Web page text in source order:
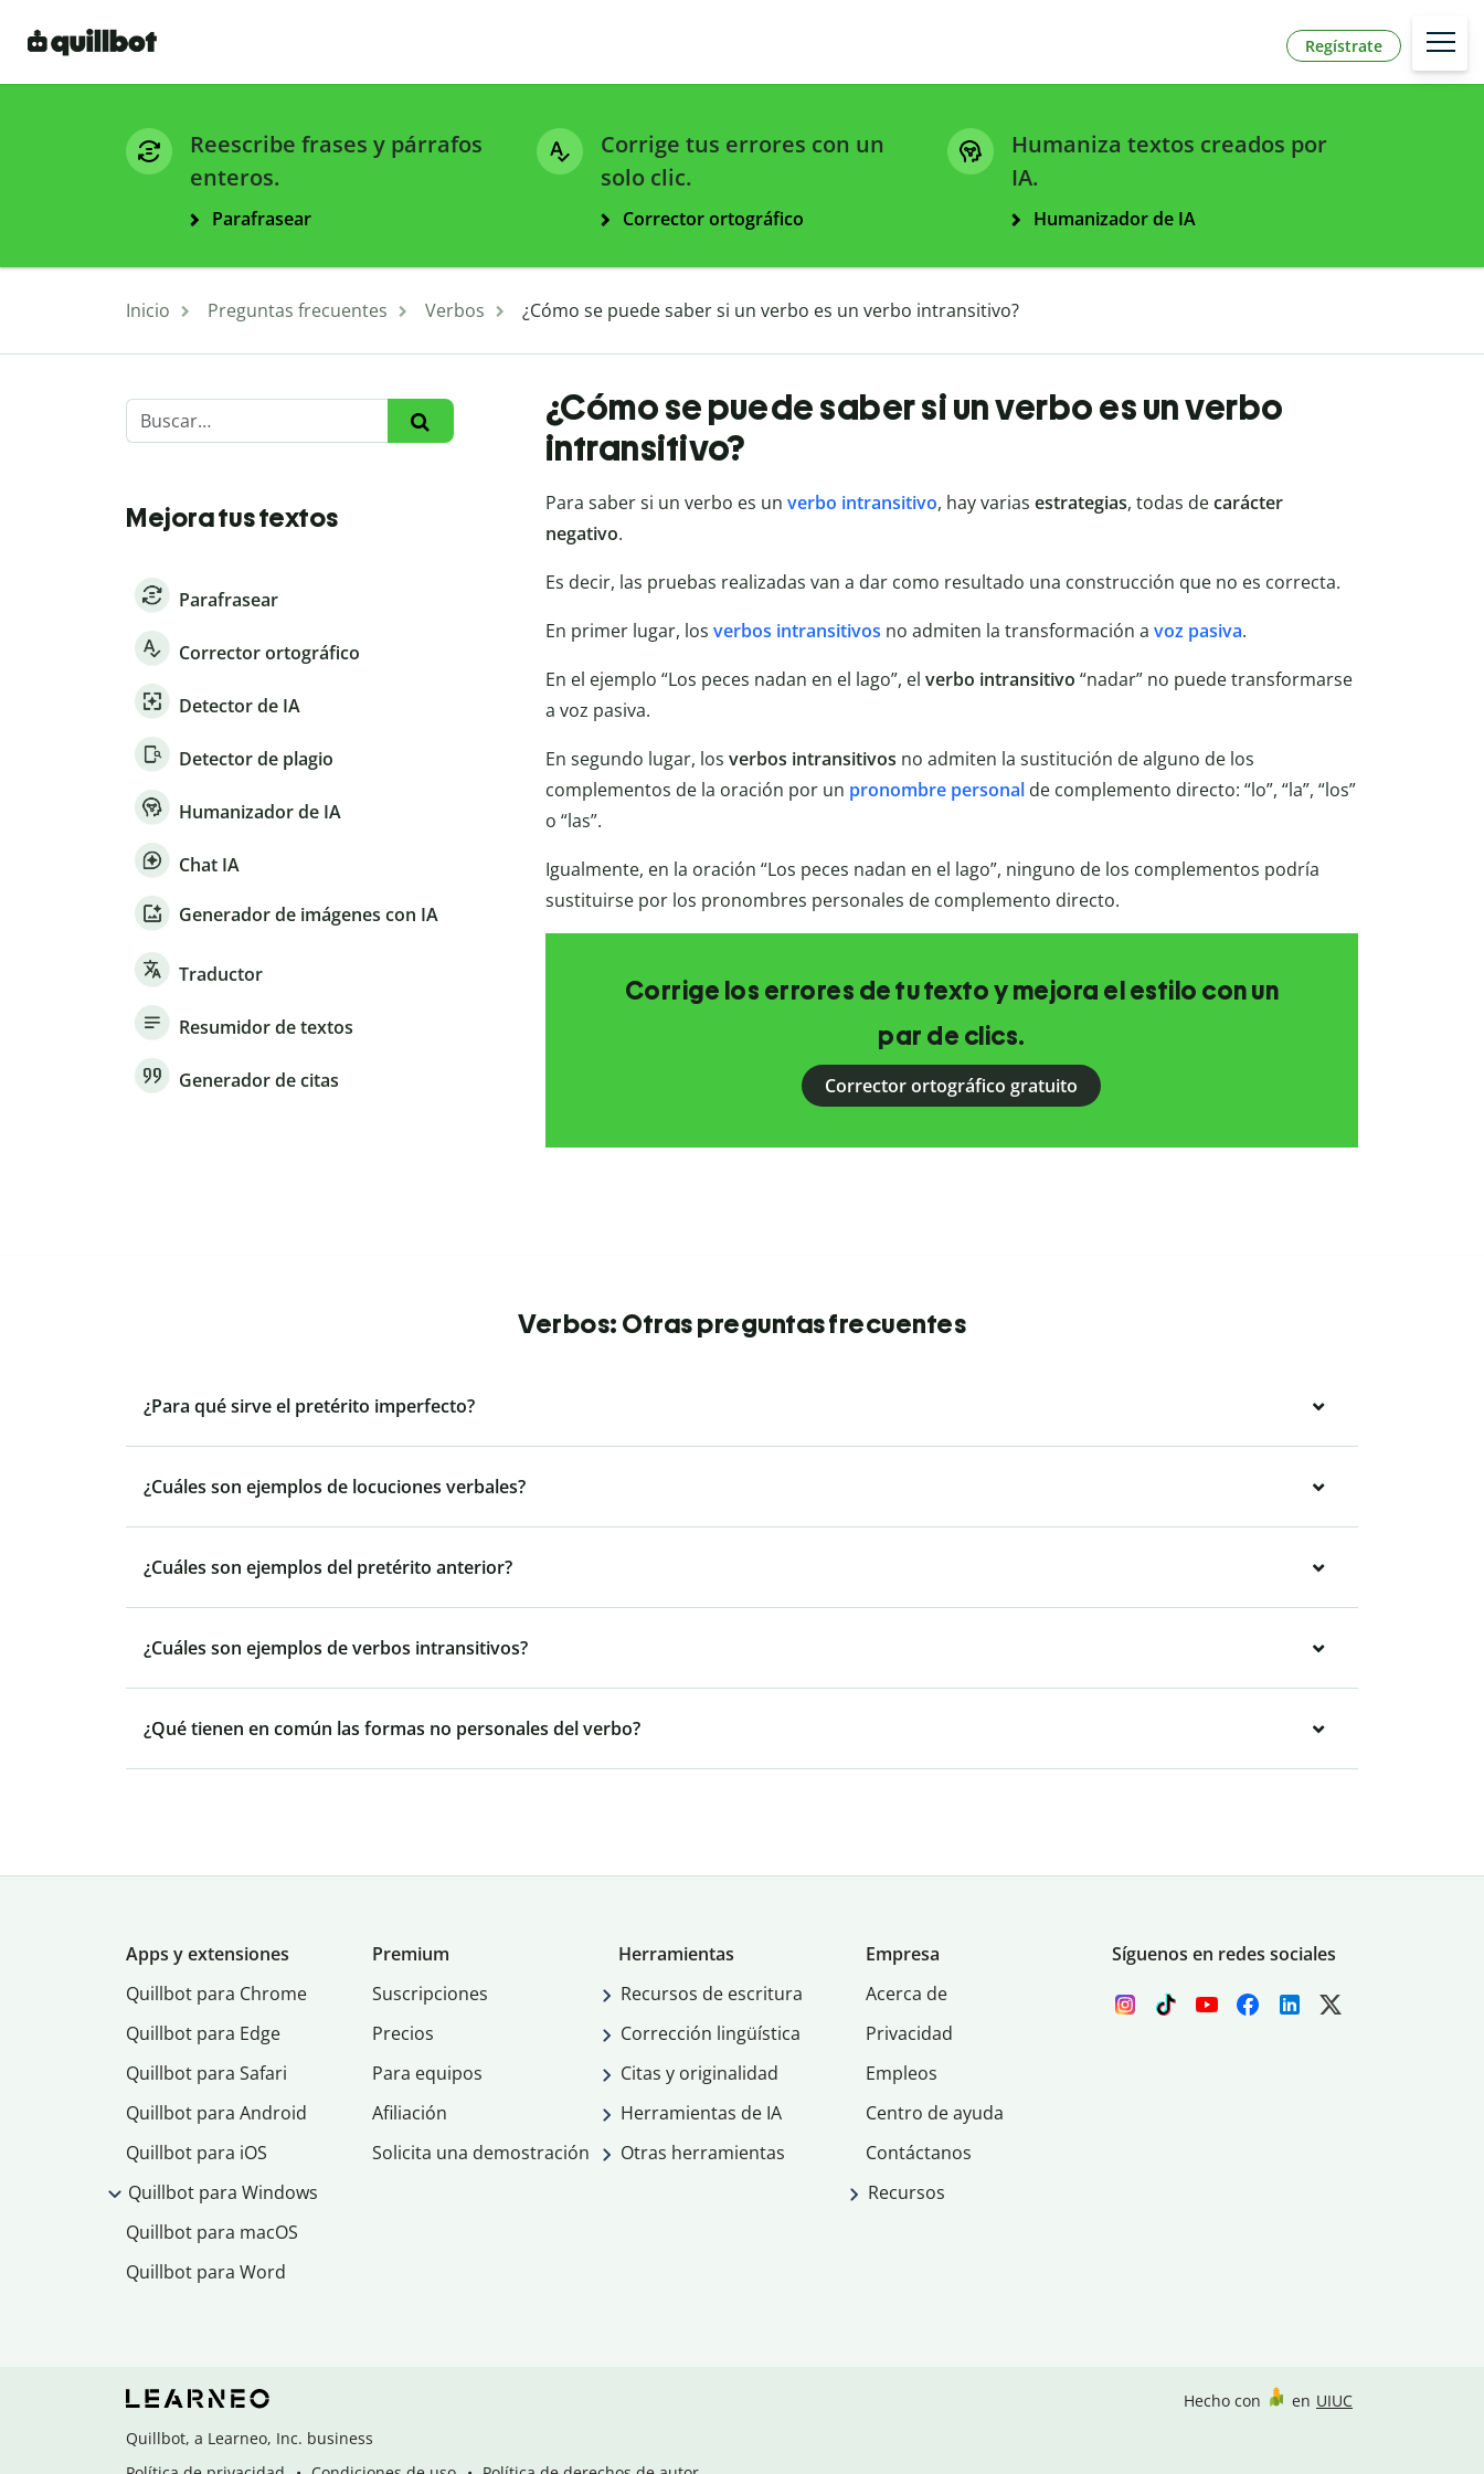
Regístrate
Reescribe frases y párrafos
enteros.
Parafrasear
Corrige tus errores con un
solo clic.
Corrector ortográfico
Humaniza textos creados por
IA.
Humanizador de IA
Inicio Preguntas frecuentes Verbos ¿Cómo se puede saber si un verbo es un verbo intransitivo?
Mejora tus textos
Parafrasear
Corrector ortográfico
Detector de IA
Detector de plagio
Humanizador de IA
Chat IA
Generador de imágenes con IA
Traductor
Resumidor de textos
Generador de citas
¿Cómo se puede saber si un verbo es un verbo
intransitivo?
Para saber si un verbo es un verbo intransitivo, hay varias estrategias, todas decarácter
negativo.
Es decir, las pruebas realizadas van a dar como resultado una construcción que no es correcta.
En primer lugar, los verbos intransitivos no admiten la transformación a voz pasiva.
En el ejemplo “Los peces nadan en el lago”, el verbo intransitivo “nadar” no puede transformarse
a voz pasiva.
En segundo lugar, los verbos intransitivos no admiten la sustitución de alguno de los
complementos de la oración por un pronombre personalde complemento directo: “lo”, “la”, “los”
o “las”.
Igualmente, en la oración “Los peces nadan en el lago”, ninguno de los complementos podría
sustituirse por los pronombres personales de complemento directo.
Corrige los errores de tu texto y mejora el estilo con un
par de clics.
Corrector ortográfico gratuito
Verbos: Otras preguntas frecuentes
¿Para qué sirve el pretérito imperfecto?
¿Cuáles son ejemplos de locuciones verbales?
¿Cuáles son ejemplos del pretérito anterior?
¿Cuáles son ejemplos de verbos intransitivos?
¿Qué tienen en común las formas no personales del verbo?
Apps y extensiones
Quillbot para Chrome
Quillbot para Edge
Quillbot para Safari
Quillbot para Android
Quillbot para iOS
Quillbot para Windows
Quillbot para macOS
Quillbot para Word
Premium
Suscripciones
Precios
Para equipos
Afiliación
Solicita una demostración
Herramientas
Recursos de escritura
Corrección lingüística
Citas y originalidad
Herramientas de IA
Otras herramientas
Empresa
Acerca de
Privacidad
Empleos
Centro de ayuda
Contáctanos
Recursos
Síguenos en redes sociales
Quillbot, a Learneo, Inc. business
Hecho con en UIUC